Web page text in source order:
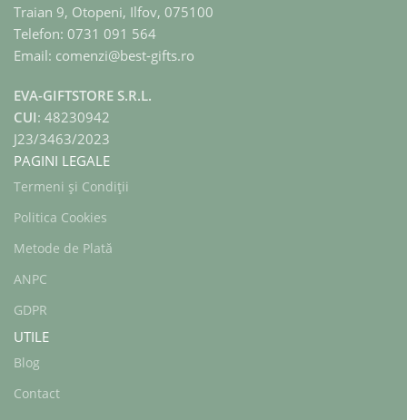
Traian 9, Otopeni, Ilfov, 075100
Telefon: 0731 091 564
Email: comenzi@best-gifts.ro
EVA-GIFTSTORE S.R.L.
CUI: 48230942
J23/3463/2023
PAGINI LEGALE
Termeni și Condiții
Politica Cookies
Metode de Plată
ANPC
GDPR
UTILE
Blog
Contact